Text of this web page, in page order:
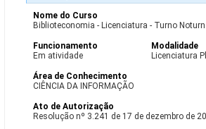
Nome do Curso
Biblioteconomia - Licenciatura - Turno
Funcionamento
Em atividade
Modalidade
Licenciatura
Área de Conhecimento
CIÊNCIA DA INFORMAÇÃO
Ato de Autorização
Resolução nº 3.241 de 17 de dezembro de